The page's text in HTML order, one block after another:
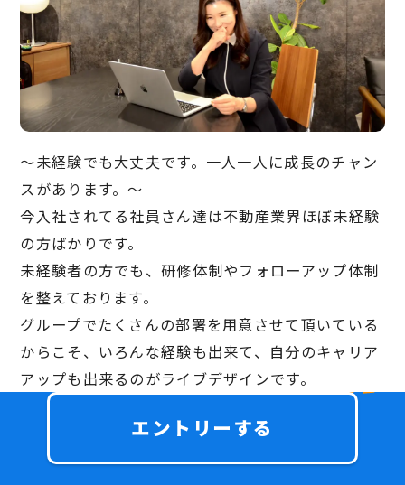
〜未経験でも大丈夫です。一人一人に成長のチャン
スがあります。〜
今入社されてる社員さん達は不動産業界ほぼ未経験
の方ばかりです。
未経験者の方でも、研修体制やフォローアップ体制
を整えております。
グループでたくさんの部署を用意させて頂いている
からこそ、いろんな経験も出来て、自分のキャリア
アップも出来るのがライブデザインです。
エントリーする